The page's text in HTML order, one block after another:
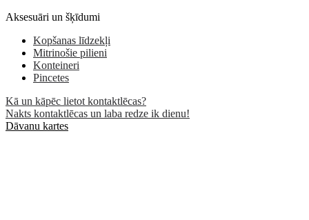
Aksesuāri un šķīdumi
Kopšanas līdzekļi
Mitrinošie pilieni
Konteineri
Pincetes
Kā un kāpēc lietot kontaktlēcas?
Nakts kontaktlēcas un laba redze ik dienu!
Dāvanu kartes